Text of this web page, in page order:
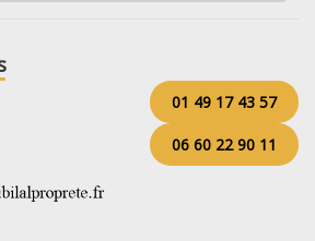
01 49 17 43 57
06 60 22 90 11